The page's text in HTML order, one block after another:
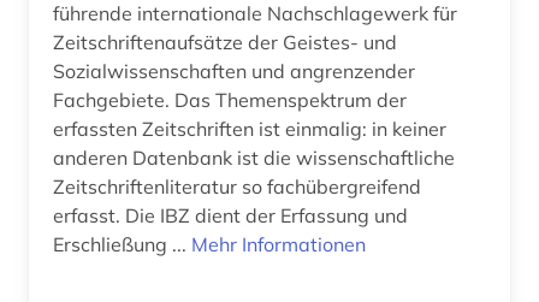
führende internationale Nachschlagewerk für
Zeitschriftenaufsätze der Geistes- und
Sozialwissenschaften und angrenzender
Fachgebiete. Das Themenspektrum der
erfassten Zeitschriften ist einmalig: in keiner
anderen Datenbank ist die wissenschaftliche
Zeitschriftenliteratur so fachübergreifend
erfasst. Die IBZ dient der Erfassung und
Erschließung ... Mehr Informationen